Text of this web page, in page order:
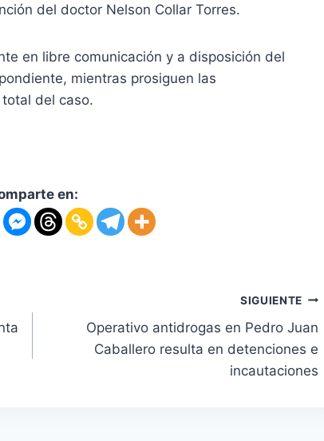
del doctor Nelson Collar Torres.
en libre comunicación y a disposición del
mientras prosiguen las
del caso.
en:
SIGUIENTE
Operativo antidrogas en Pedro Juan
Caballero resulta en detenciones e
incautaciones